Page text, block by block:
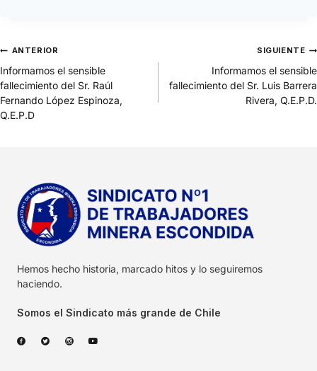
ANTERIOR
Informamos el sensible
fallecimiento del Sr. Raúl
Fernando López Espinoza,
Q.E.P.D
SIGUIENTE
Informamos el sensible
fallecimiento del Sr. Luis Barrera
Rivera, Q.E.P.D.
Hemos hecho historia, marcado hitos y lo seguiremos
haciendo.
Somos el Sindicato más grande de Chile